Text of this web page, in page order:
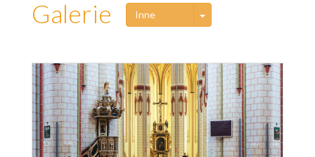
Galerie Inne Toggle Dropdown